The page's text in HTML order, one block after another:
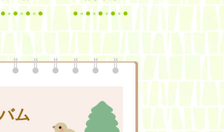
ム